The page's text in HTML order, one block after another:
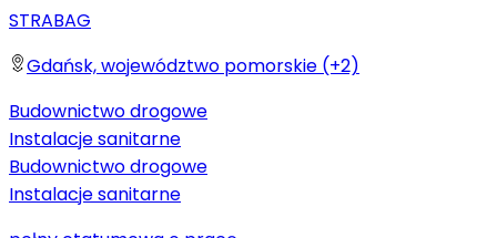
STRABAG
Gdańsk, województwo pomorskie (+2)
Budownictwo drogowe
Instalacje sanitarne
Budownictwo drogowe
Instalacje sanitarne